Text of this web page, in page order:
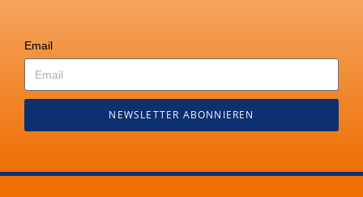
Email
NEWSLETTER ABONNIEREN